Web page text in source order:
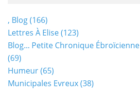
, Blog(166)
Lettres À Elise(123)
Blog... Petite Chronique Ébroïcienne
(69)
Humeur(65)
Municipales Evreux(38)